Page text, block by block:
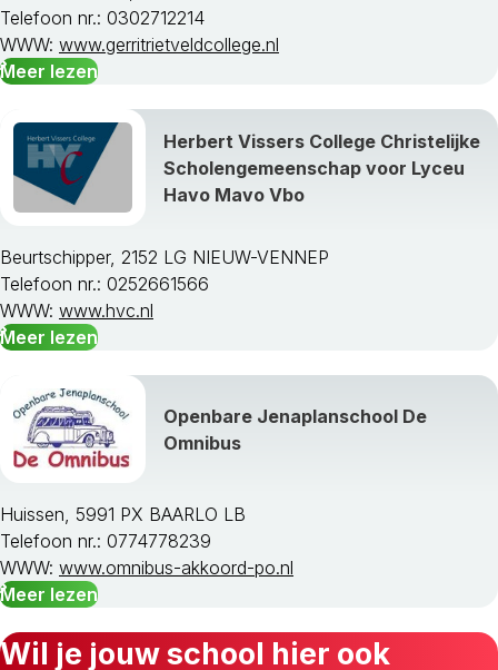
Telefoon nr.: 0302712214
WWW: www.gerritrietveldcollege.nl
Meer lezen
Herbert Vissers College Christelijke
Scholengemeenschap voor Lyceu
Havo Mavo Vbo
Beurtschipper, 2152 LG NIEUW-VENNEP
Telefoon nr.: 0252661566
WWW: www.hvc.nl
Meer lezen
Openbare Jenaplanschool De
Omnibus
Huissen, 5991 PX BAARLO LB
Telefoon nr.: 0774778239
WWW: www.omnibus-akkoord-po.nl
Meer lezen
Wil je jouw school hier ook